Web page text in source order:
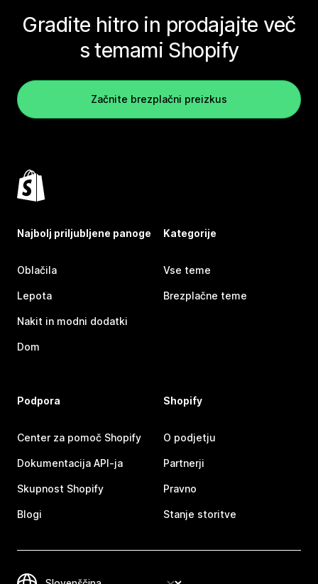
Gradite hitro in prodajajte več
s temami Shopify
Začnite brezplačni preizkus
Najbolj priljubljene panoge
Oblačila
Lepota
Nakit in modni dodatki
Dom
Kategorije
Vse teme
Brezplačne teme
Podpora
Center za pomoč Shopify
Dokumentacija API-ja
Skupnost Shopify
Blogi
Shopify
O podjetju
Partnerji
Pravno
Stanje storitve